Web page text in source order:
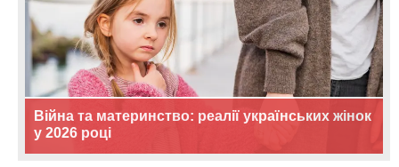
Війна та материнство: реалії українських жінок
у 2026 році